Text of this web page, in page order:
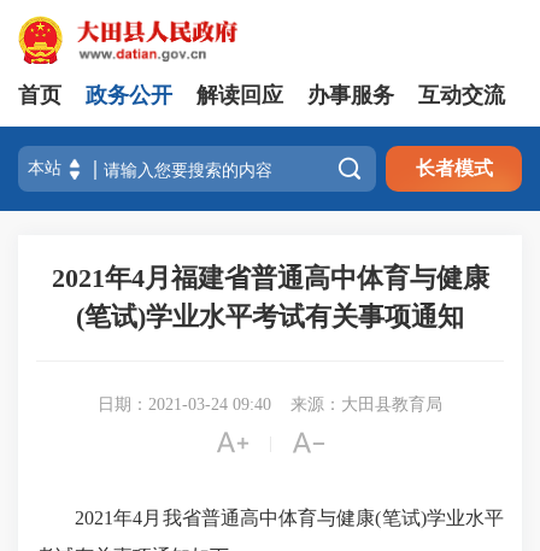
首页 政务公开 解读回应 办事服务 互动交流
 长者模式
2021年4月福建省普通高中体育与健康
(笔试)学业水平考试有关事项通知
日期：2021-03-24 09:40 来源：大田县教育局
 
2021年4月我省普通高中体育与健康(笔试)学业水平